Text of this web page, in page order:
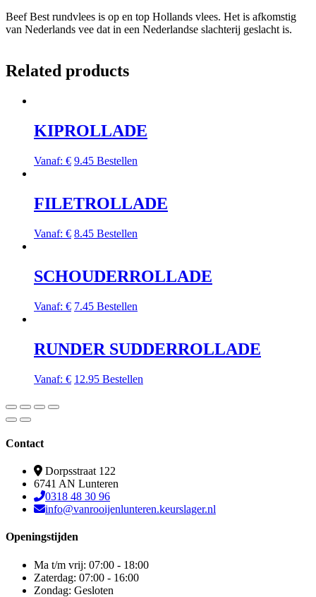
Beef Best rundvlees is op en top Hollands vlees. Het is afkomstig
van Nederlands vee dat in een Nederlandse slachterij geslacht is.
Related products
KIPROLLADE
Vanaf: € 9.45 Bestellen
FILETROLLADE
Vanaf: € 8.45 Bestellen
SCHOUDERROLLADE
Vanaf: € 7.45 Bestellen
RUNDER SUDDERROLLADE
Vanaf: € 12.95 Bestellen
Contact
Dorpsstraat 122
6741 AN Lunteren
0318 48 30 96
info@vanrooijenlunteren.keurslager.nl
Openingstijden
Ma t/m vrij: 07:00 - 18:00
Zaterdag: 07:00 - 16:00
Zondag: Gesloten